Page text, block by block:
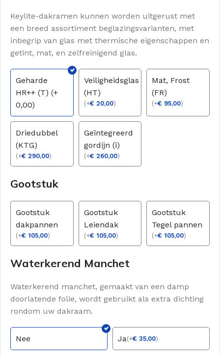
Keylite-dakramen kunnen worden uitgerust met
een breed assortiment beglazingsvarianten, met
inbegrip van glas met thermische eigenschappen en
getint, mat, en zelfreinigend glas.
Geharde
HR++ (T) (+
0,00)
Veiligheidsglas
(HT)
(+€ 20,00)
Mat, Frost
(FR)
(+€ 95,00)
Driedubbel
(KTG)
(+€ 290,00)
Geïntegreerd
gordijn (i)
(+€ 260,00)
Gootstuk
Gootstuk
dakpannen
(+€ 105,00)
Gootstuk
Leiendak
(+€ 105,00)
Gootstuk
Tegel pannen
(+€ 105,00)
Waterkerend Manchet
Waterkerend manchet, gemaakt van een damp
doorlatende folie, wordt gebruikt als extra dichting
rondom uw dakraam.
Nee Ja(+€ 35,00)